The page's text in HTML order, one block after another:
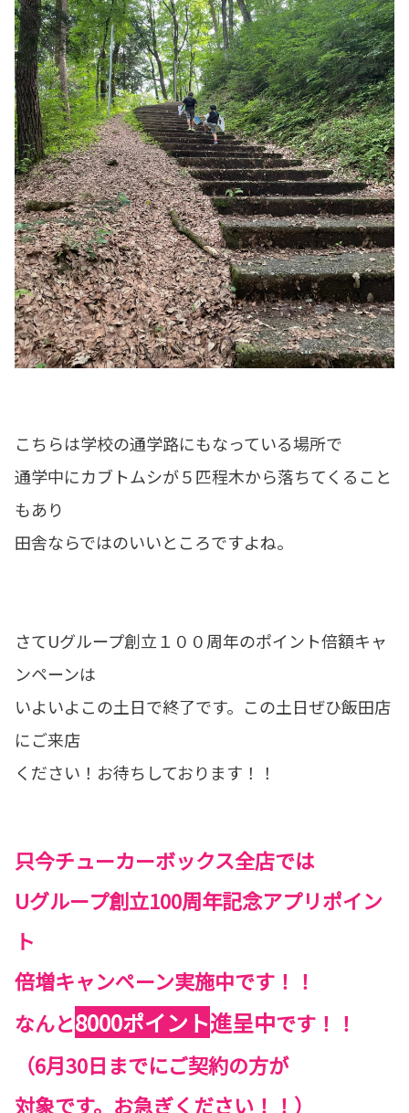
こちらは学校の通学路にもなっている場所で
通学中にカブトムシが５匹程木から落ちてくること
もあり
田舎ならではのいいところですよね。
さてUグループ創立１００周年のポイント倍額キャ
ンペーンは
いよいよこの土日で終了です。この土日ぜひ飯田店
にご来店
ください！お待ちしております！！
只今チューカーボックス全店では
Uグループ創立100周年記念アプリポイン
ト
倍増キャンペーン実施中です！！
なんと8000ポイント進呈中です！！
（6月30日までにご契約の方が
対象です。お急ぎください！！）